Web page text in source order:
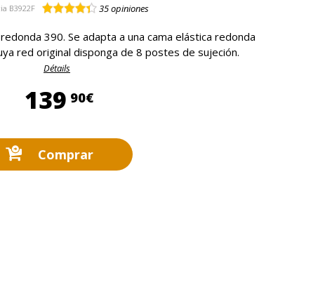
B3922F 35opiniones
390. Se adapta a una cama elástica redonda
red original disponga de 8 postes de sujeción.
Détails
139 90€139,90 €
Comprar